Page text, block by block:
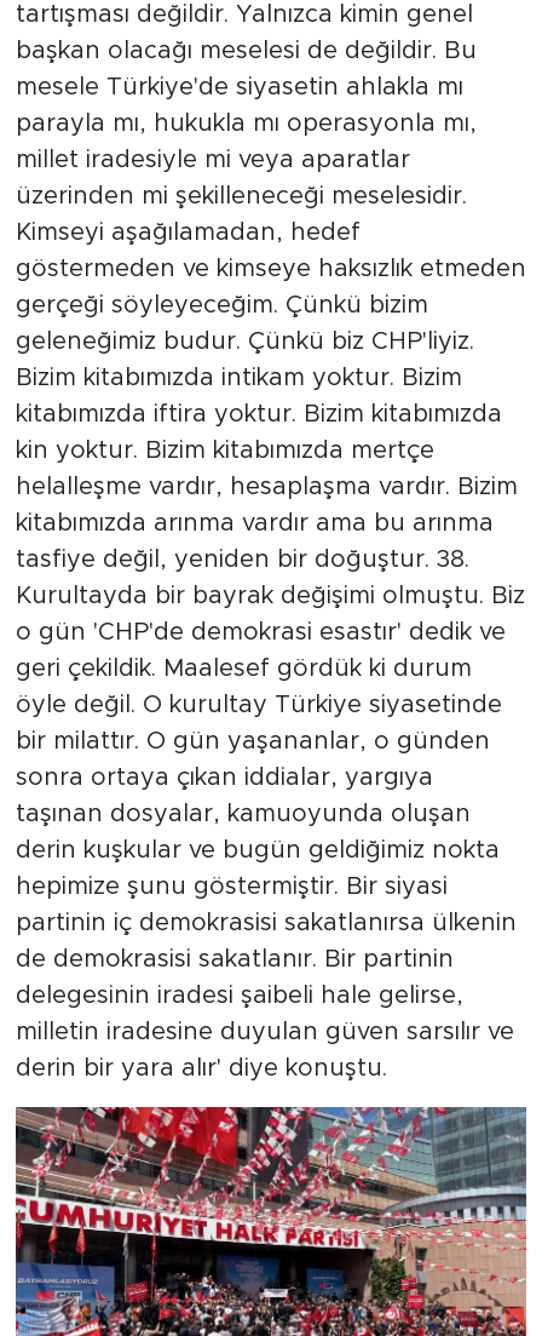
tartışması değildir. Yalnızca kimin genel
başkan olacağı meselesi de değildir. Bu
mesele Türkiye'de siyasetin ahlakla mı
parayla mı, hukukla mı operasyonla mı,
millet iradesiyle mi veya aparatlar
üzerinden mi şekilleneceği meselesidir.
Kimseyi aşağılamadan, hedef
göstermeden ve kimseye haksızlık etmeden
gerçeği söyleyeceğim. Çünkü bizim
geleneğimiz budur. Çünkü biz CHP'liyiz.
Bizim kitabımızda intikam yoktur. Bizim
kitabımızda iftira yoktur. Bizim kitabımızda
kin yoktur. Bizim kitabımızda mertçe
helalleşme vardır, hesaplaşma vardır. Bizim
kitabımızda arınma vardır ama bu arınma
tasfiye değil, yeniden bir doğuştur. 38.
Kurultayda bir bayrak değişimi olmuştu. Biz
o gün 'CHP'de demokrasi esastır' dedik ve
geri çekildik. Maalesef gördük ki durum
öyle değil. O kurultay Türkiye siyasetinde
bir milattır. O gün yaşananlar, o günden
sonra ortaya çıkan iddialar, yargıya
taşınan dosyalar, kamuoyunda oluşan
derin kuşkular ve bugün geldiğimiz nokta
hepimize şunu göstermiştir. Bir siyasi
partinin iç demokrasisi sakatlanırsa ülkenin
de demokrasisi sakatlanır. Bir partinin
delegesinin iradesi şaibeli hale gelirse,
milletin iradesine duyulan güven sarsılır ve
derin bir yara alır' diye konuştu.